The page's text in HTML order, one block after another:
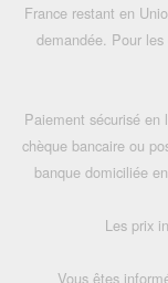
France restant en
demandée. Pour
Paiement sécurisé en
chèque bancaire ou
banque domiciliée
Les prix
Vous êtes